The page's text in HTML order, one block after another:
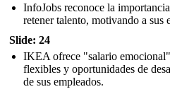
InfoJobs reconoce la
retener talento, motivando a sus
Slide: 24
IKEA ofrece "salario
flexibles y oportunidades de
de sus empleados.